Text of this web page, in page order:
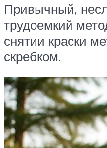
Привычный,
трудоемкий
снятии краски
скребком.